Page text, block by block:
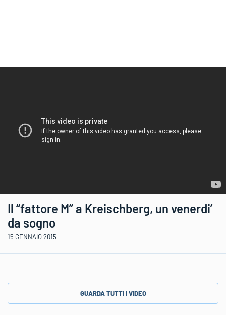
Il “fattore M” a Kreischberg, un venerdi’
da sogno
15 GENNAIO 2015
GUARDA TUTTI I VIDEO